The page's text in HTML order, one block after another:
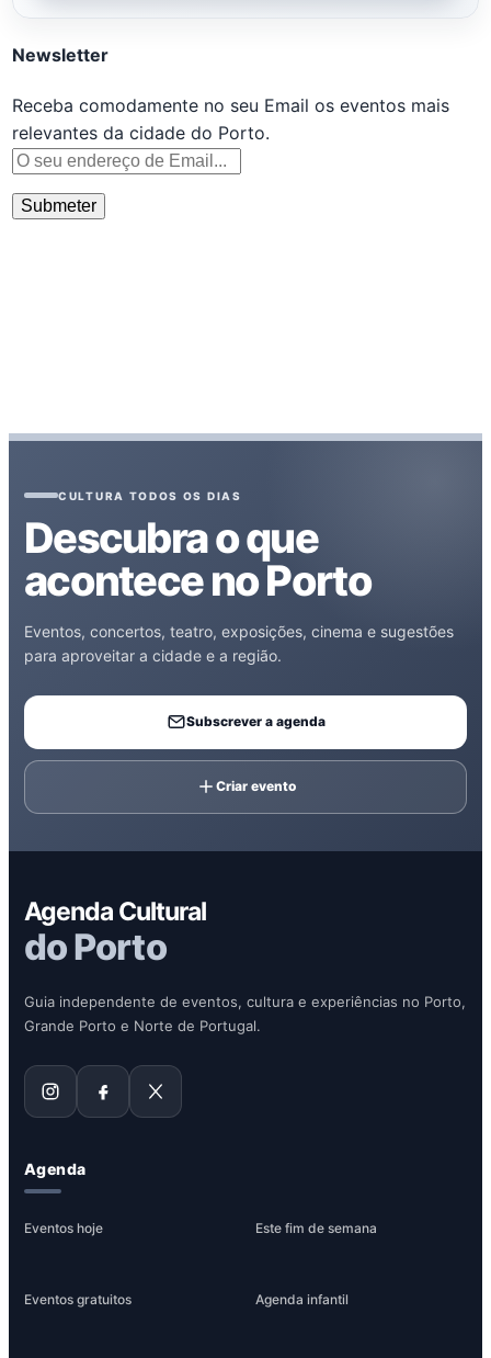
Newsletter
Receba comodamente no seu Email os eventos mais
relevantes da cidade do Porto.
CULTURA TODOS OS DIAS
Descubra o que
acontece no Porto
Eventos, concertos, teatro, exposições, cinema e sugestões
para aproveitar a cidade e a região.
Subscrever a agenda
Criar evento
Agenda Cultural
do Porto
Guia independente de eventos, cultura e experiências no Porto,
Grande Porto e Norte de Portugal.
Agenda
Eventos hoje Este fim de semana
Eventos gratuitos Agenda infantil